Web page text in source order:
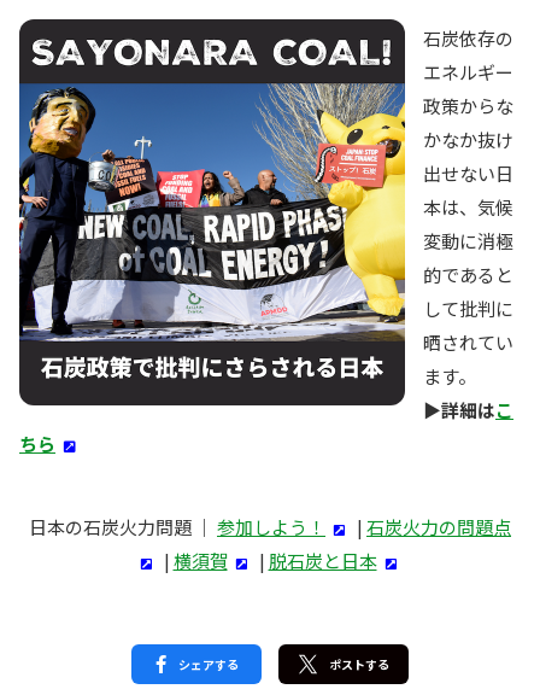
石炭依存の
エネルギー
政策からな
かなか抜け
出せない日
本は、気候
変動に消極
的であると
して批判に
晒されてい
ます。
▶︎詳細はこ
ちら
日本の石炭火力問題 ｜ 参加しよう！ | 石炭火力の問題点
| 横須賀 | 脱石炭と日本
シェアする ポストする